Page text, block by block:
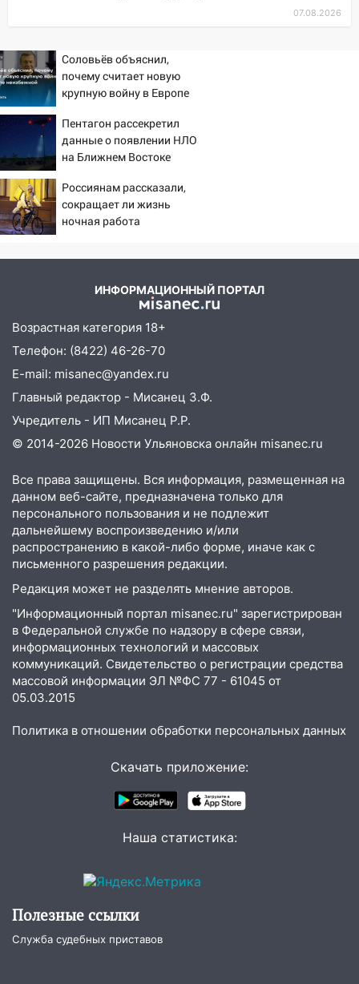
полицейские проведут акцию «Час
пассажира»
13:20
В Ульяновске за один день
обокрали женщину на пляже и
подростка в сквере
13:01
В Димитровграде мужчина
выбросил из машины страйкбольную
гранату: его задержали
12:34
На Ульяновскую область
Ульяновец хотел купить иномарку
из Европы и потерял 760 тысяч рублей
12:20
В Чердаклинском районе
столкнулись «Лада» и Chevrolet:
пострадал 14-летний подросток
12:00
Где есть бензин в Ульяновске 7
августа: список АЗС
случайно задушил его: суд вынес
приговор
11:38 В Ленинском районе пожар
полностью уничтожил дачный дом и
сарай
11:38
В Госдуме предложили отменить
11:25 В Ульяновске ИИ будет выявлять
нарушителей на контейнерных
площадках
11:20 Ульяновская шахматистка
золота в составе сборной мира
В Ульяновске открыли памятную
доску декабристу Кондратию Рылееву
В Ульяновске спасатели ночью
садах 79-летнего мужчину
На нескольких улицах Ульяновска
временно отключили холодную воду
10:14 В Ульяновске двоих участников
коррупционной схемы при ЦГКБ
07.08.2026
Соловьёв объяснил,
почему считает новую
крупную войну в Европе
Пентагон рассекретил
данные о появлении НЛО
на Ближнем Востоке
Россиянам рассказали,
сокращает ли жизнь
ночная работа
ИНФОРМАЦИОННЫЙ ПОРТАЛ
Возрастная категория 18+
Телефон: (8422) 46-26-70
E-mail: misanec@yandex.ru
Главный редактор - Мисанец З.Ф.
Учредитель - ИП Мисанец Р.Р.
© 2014-2026 Новости Ульяновска онлайн misanec.ru
Все права защищены. Вся информация, размещенная на
данном веб-сайте, предназначена только для
персонального пользования и не подлежит
дальнейшему воспроизведению и/или
распространению в какой-либо форме, иначе как с
письменного разрешения редакции.
Редакция может не разделять мнение авторов.
"Информационный портал misanec.ru" зарегистрирован
в Федеральной службе по надзору в сфере связи,
информационных технологий и массовых
коммуникаций. Свидетельство о регистрации средства
массовой информации ЭЛ №ФС 77 - 61045 от
05.03.2015
Политика в отношении обработки персональных данных
Скачать приложение:
Наша статистика:
Полезные ссылки
Служба судебных приставов